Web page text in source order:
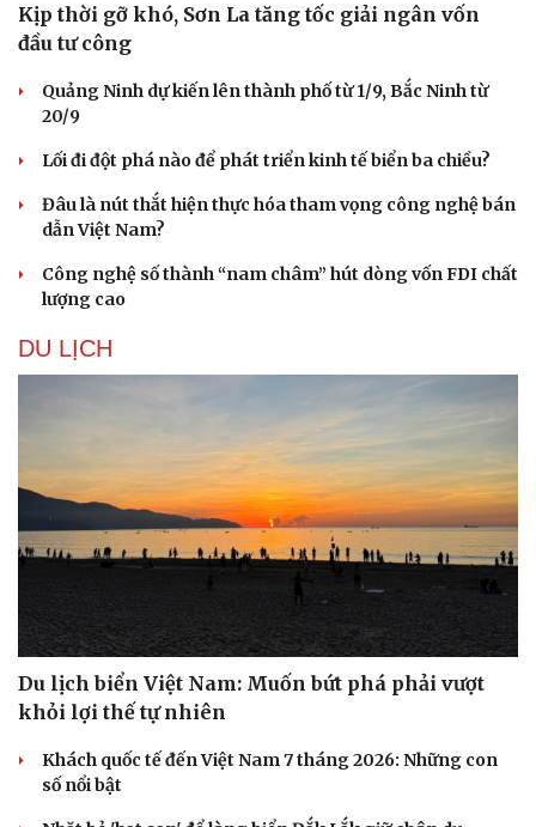
Nhi khoa
Nam khoa
Làm đẹp - giảm cân
Ăn sạch sống khỏe
Blog
Tình yêu - Gia đình
Kịp thời gỡ khó, Sơn La tăng tốc giải ngân vốn
đầu tư công
Quảng Ninh dự kiến lên thành phố từ 1/9, Bắc Ninh từ
20/9
Lối đi đột phá nào để phát triển kinh tế biển ba chiều?
Đâu là nút thắt hiện thực hóa tham vọng công nghệ bán
dẫn Việt Nam?
Công nghệ số thành “nam châm” hút dòng vốn FDI chất
lượng cao
DU LỊCH
Du lịch biển Việt Nam: Muốn bứt phá phải vượt
khỏi lợi thế tự nhiên
Khách quốc tế đến Việt Nam 7 tháng 2026: Những con
số nổi bật